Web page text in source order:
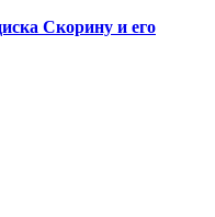
Скорину и его